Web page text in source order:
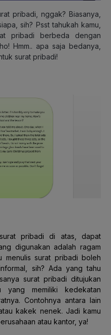
pribadi, nggak? Biasanya,
sih? Psst tahukah kamu,
pribadi berbeda dengan
Hmm.. apa saja bedanya,
surat pribadi!
pribadi di atas, dapat
digunakan adalah ragam
menulis surat pribadi boleh
sih? Ada yang tahu
surat pribadi ditujukan
memiliki kedekatan
Contohnya antara lain
kakek nenek. Jadi kamu
atau kantor, ya!